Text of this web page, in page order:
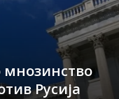
мнозинство
Русија